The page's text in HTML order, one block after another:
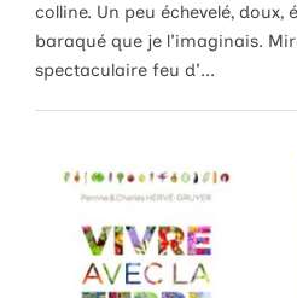
colline. Un peu échevelé, doux,
baraqué que je l'imaginais.
spectaculaire feu d'...